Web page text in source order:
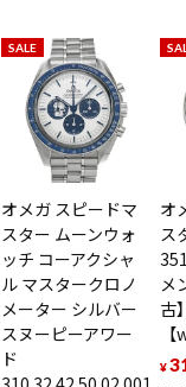
SALE
オメガ スピードマ
スター ムーンウォ
ッチ コーアクシャ
ル マスタークロノ
メーター シルバー
スヌーピーアワー
ド
オ
ス
メ
古
¥